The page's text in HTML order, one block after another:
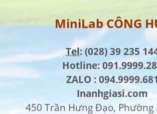
MiniLab CÔNG
Tel: (028) 39 235
Hotline:
ZALO : 094.9999.681
Inanhgiasi.com
450 Trần Hưng Đạo, Phường